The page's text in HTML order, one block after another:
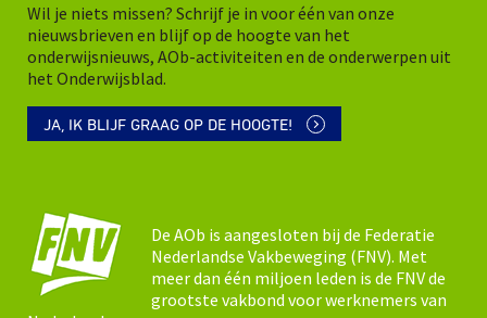
Wil je niets missen? Schrijf je in voor één van onze
nieuwsbrieven en blijf op de hoogte van het
onderwijsnieuws, AOb-activiteiten en de onderwerpen uit
het Onderwijsblad.
JA, IK BLIJF GRAAG OP DE HOOGTE!
De AOb is aangesloten bij de Federatie
Nederlandse Vakbeweging (FNV). Met
meer dan één miljoen leden is de FNV de
grootste vakbond voor werknemers van